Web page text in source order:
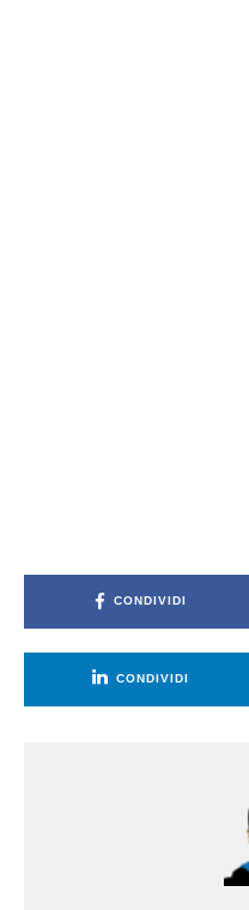
CONDIVIDI
CONDIVIDI